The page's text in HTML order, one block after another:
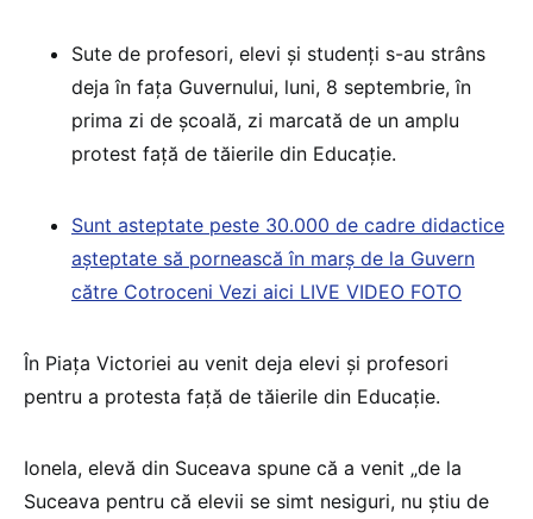
Sute de profesori, elevi și studenți s-au strâns
deja în fața Guvernului, luni, 8 septembrie, în
prima zi de școală, zi marcată de un amplu
protest față de tăierile din Educație.
Sunt asteptate peste 30.000 de cadre didactice
așteptate să pornească în marș de la Guvern
către Cotroceni Vezi aici LIVE VIDEO FOTO
În Piața Victoriei au venit deja elevi și profesori
pentru a protesta față de tăierile din Educație.
Ionela, elevă din Suceava spune că a venit „de la
Suceava pentru că elevii se simt nesiguri, nu știu de